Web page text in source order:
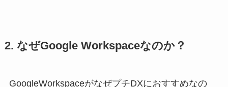
2. なぜGoogle Workspaceなのか？
GoogleWorkspaceがなぜプチDXにおすすめなの